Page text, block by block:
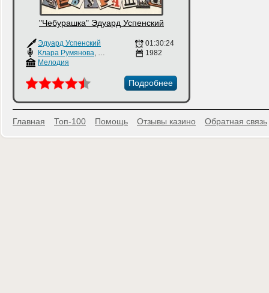
"Чебурашка" Эдуард Успенский
Эдуард Успенский
Клара Румянова, Владимир Сальников
Мелодия
01:30:24
1982
Подробнее
Главная Топ-100 Помощь Отзывы казино Обратная связь